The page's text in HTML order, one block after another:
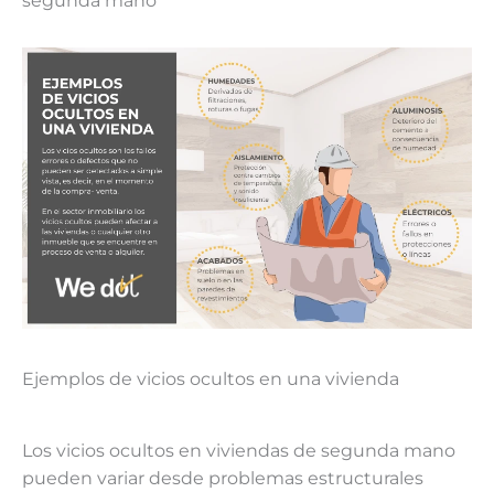
Ejemplos de vicios ocultos en una vivienda
Los vicios ocultos en viviendas de segunda mano
pueden variar desde problemas estructurales